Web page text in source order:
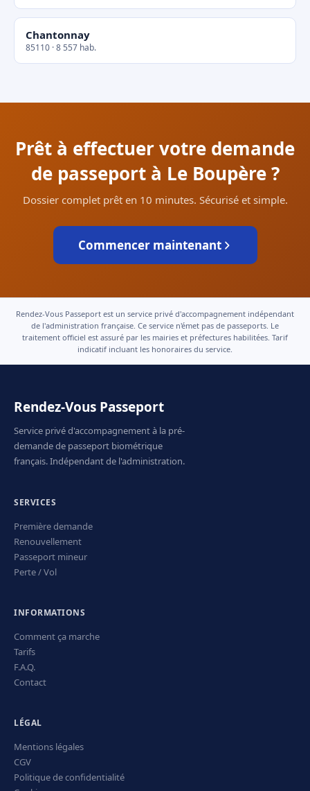
Chantonnay
85110 · 8 557 hab.
Prêt à effectuer votre demande
de passeport à Le Boupère ?
Dossier complet prêt en 10 minutes. Sécurisé et simple.
Commencer maintenant
Rendez-Vous Passeport est un service privé d'accompagnement indépendant
de l'administration française. Ce service n'émet pas de passeports. Le
traitement officiel est assuré par les mairies et préfectures habilitées. Tarif
indicatif incluant les honoraires du service.
Rendez-Vous Passeport
Service privé d'accompagnement à la pré-
demande de passeport biométrique
français. Indépendant de l'administration.
SERVICES
Première demande
Renouvellement
Passeport mineur
Perte / Vol
INFORMATIONS
Comment ça marche
Tarifs
F.A.Q.
Contact
LÉGAL
Mentions légales
CGV
Politique de confidentialité